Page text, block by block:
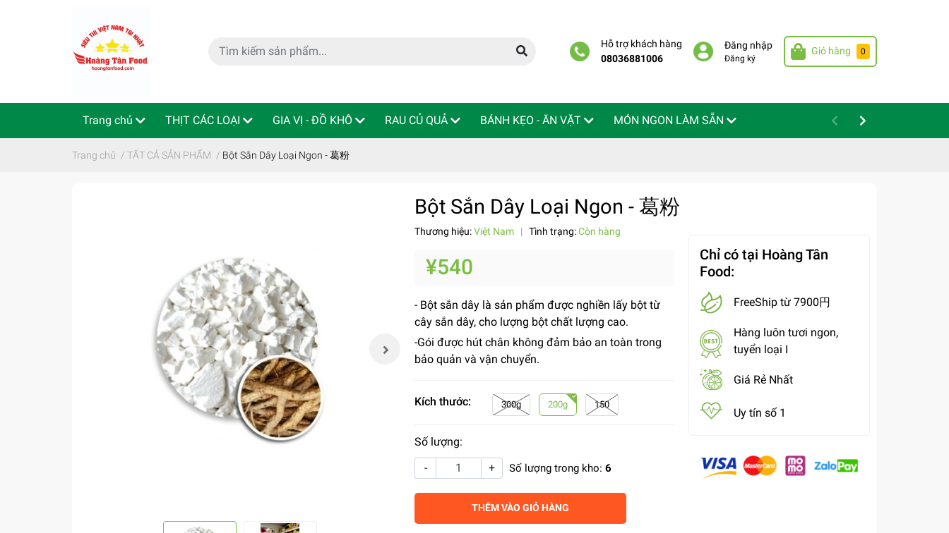
Hỗ trợ khách hàng
08036881006
Đăng nhập
Đăng ký
Giỏ hàng 0
Trang chủ THỊT CÁC LOẠI GIA VỊ - ĐỒ KHÔ RAU CỦ QUẢ BÁNH KẸO - ĂN VẶT MÓN NGON LÀM SẴN
特定商取引法 Indo - ThaiLan
Trang chủ / TẤT CẢ SẢN PHẨM / Bột Sắn Dây Loại Ngon - 葛粉
Bột Sắn Dây Loại Ngon - 葛粉
Thương hiệu:Việt Nam | Tình trạng:Còn hàng
¥540
- Bột sắn dây là sản phẩm được nghiền lấy bột từ
cây sắn dây, cho lượng bột chất lượng cao.
-Gói được hút chân không đảm bảo an toàn trong
bảo quản và vận chuyển.
Kích thước: 300g 200g 150
Số lượng:
-
+ Số lượng trong kho: 6
THÊM VÀO GIỎ HÀNG
Chỉ có tại Hoàng Tân
Food:
FreeShip từ 7900円
Hàng luôn tươi ngon,
tuyển loại I
Giá Rẻ Nhất
Uy tín số 1